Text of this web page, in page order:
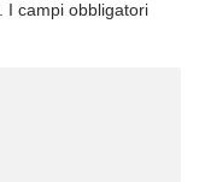
I campi obbligatori